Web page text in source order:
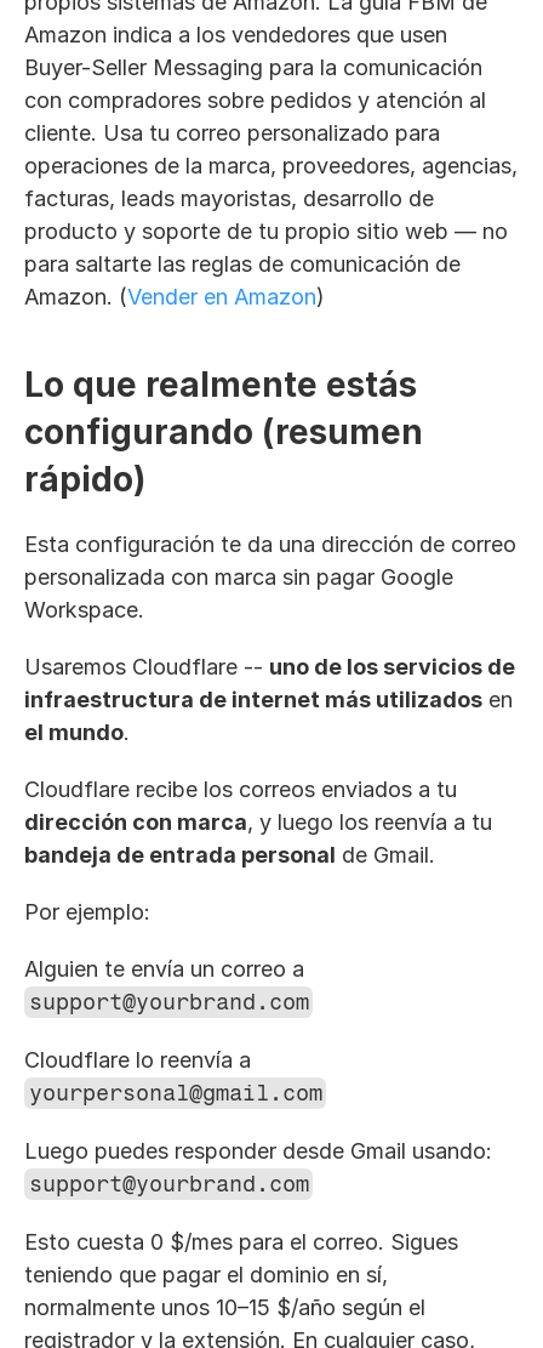
Amazon indica a los vendedores que usen
Buyer-Seller Messaging para la comunicación
con compradores sobre pedidos y atención al
cliente. Usa tu correo personalizado para
operaciones de la marca, proveedores, agencias,
facturas, leads mayoristas, desarrollo de
producto y soporte de tu propio sitio web — no
para saltarte las reglas de comunicación de
Amazon. (Vender en Amazon)
Lo que realmente estás
configurando (resumen
rápido)
Esta configuración te da una dirección de correo
personalizada con marca sin pagar Google
Workspace.
Usaremos Cloudflare -- uno de los servicios de
infraestructura de internet más utilizados
el mundo.
dirección con marca
bandeja de entrada personal de Gmail.
Por ejemplo:
Alguien te envía un correo a
support@yourbrand.com
Cloudflare lo reenvía a
yourpersonal@gmail.com
Luego puedes responder desde Gmail usando:
support@yourbrand.com
Esto cuesta 0 $/mes para el correo. Sigues
teniendo que pagar el dominio en sí,
normalmente unos 10–15 $/año según el
registrador y la extensión. En cualquier caso,